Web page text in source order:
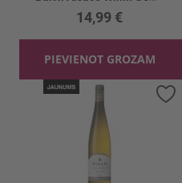
14,99 €
PIEVIENOT GROZAM